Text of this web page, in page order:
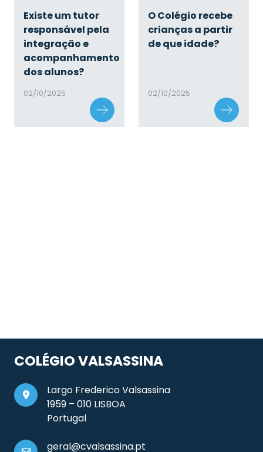
Existe um tutor
responsável pela
integração e
acompanhamento
dos alunos?
02/10/2025
O Colégio recebe
crianças a partir
de que idade?
02/10/2025
COLÉGIO VALSASSINA
Largo Frederico Valsassina
1959 – 010 LISBOA
Portugal
geral@cvalsassina.pt